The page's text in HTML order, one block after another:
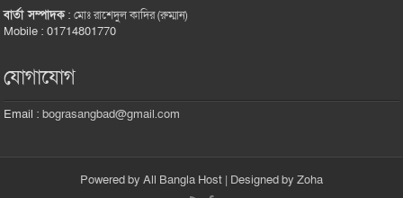
বার্তা সম্পাদক:মোঃ রাশেদুল কাদির (রুম্মান)
Mobile : 01714801770
যোগাযোগ
Email :bograsangbad@gmail.com
Powered by All Bangla Host | Designed by Zoha